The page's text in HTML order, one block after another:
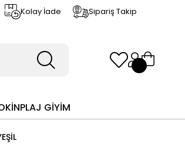
Kolay İade Sipariş Takip
PLAJ GİYİM